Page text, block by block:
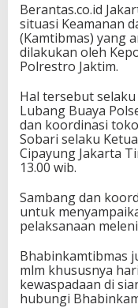
Berantas.co.id
situasi Keamanan
(Kamtibmas) yang
dilakukan oleh
Polrestro Jaktim.
Hal tersebut
Lubang Buaya
dan koordinasi
Sobari selaku
Cipayung Jakarta
13.00 wib.
Sambang dan
untuk
pelaksanaan
Bhabinkamtibmas
mlm khususnya
kewaspadaan di
hubungi